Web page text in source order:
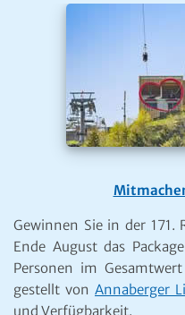
Gewinnen Sie in der 171.
Ende August das
Personen im
gestellt von Annaberger
und Verfügbarkeit.